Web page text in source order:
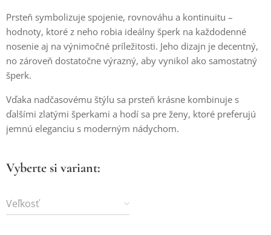
Prsteň symbolizuje spojenie, rovnováhu a kontinuitu –
hodnoty, ktoré z neho robia ideálny šperk na každodenné
nosenie aj na výnimočné príležitosti. Jeho dizajn je decentný,
no zároveň dostatočne výrazný, aby vynikol ako samostatný
šperk.
Vďaka nadčasovému štýlu sa prsteň krásne kombinuje s
ďalšími zlatými šperkami a hodí sa pre ženy, ktoré preferujú
jemnú eleganciu s moderným nádychom.
Vyberte si variant:
Veľkosť